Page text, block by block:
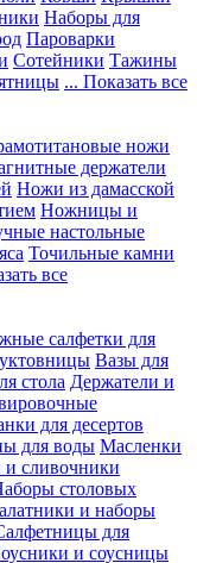
Наборы для
Пароварки
Сотейники Тажины
... Показать все
ножи
держатели
Ножи из дамасской
Ножницы и
настольные
Точильные камни
все
салфетки для
Вазы для
стола Держатели и
для десертов
для воды Масленки
сливочники
столовых
и наборы
для
и соусницы